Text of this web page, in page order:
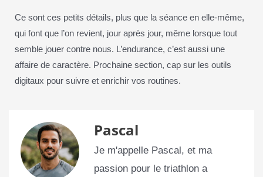
Ce sont ces petits détails, plus que la séance en elle-même,
qui font que l’on revient, jour après jour, même lorsque tout
semble jouer contre nous. L’endurance, c’est aussi une
affaire de caractère. Prochaine section, cap sur les outils
digitaux pour suivre et enrichir vos routines.
Pascal
Je m'appelle Pascal, et ma
passion pour le triathlon a